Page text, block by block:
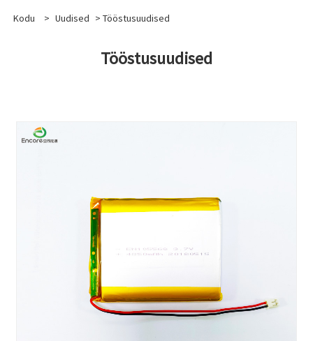
Kodu > Uudised > Tööstusuudised
Tööstusuudised